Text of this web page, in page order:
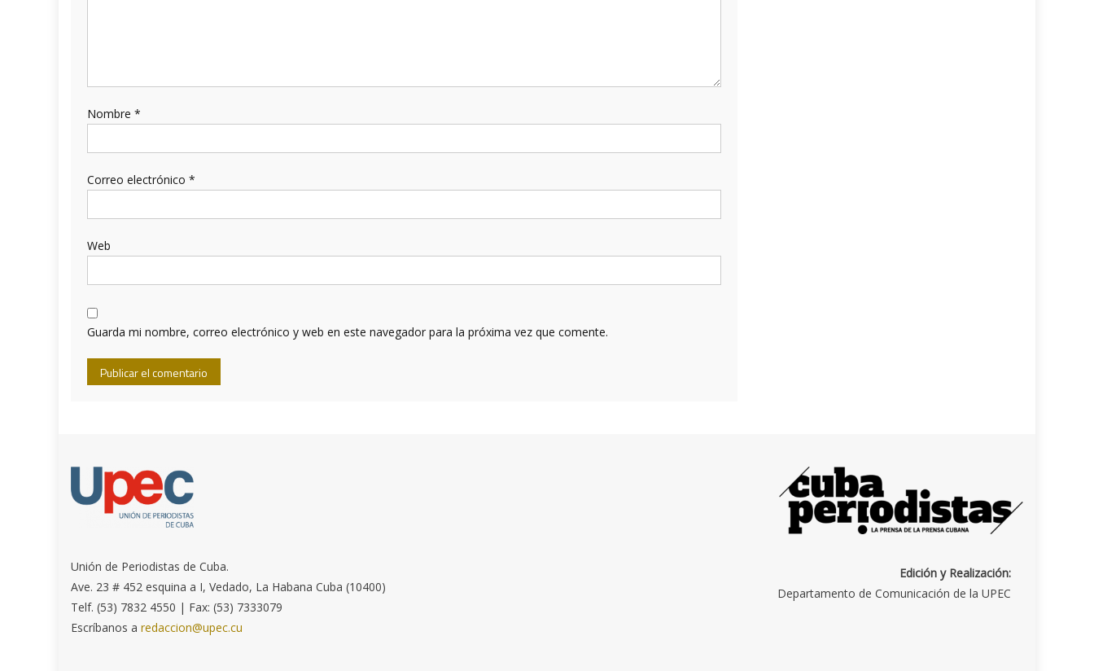
Nombre *
Correo electrónico *
Web
Guarda mi nombre, correo electrónico y web en este navegador para la próxima vez que comente.
Unión de Periodistas de Cuba.
Ave. 23 # 452 esquina a I, Vedado, La Habana Cuba (10400)
Telf. (53) 7832 4550 | Fax: (53) 7333079
Escríbanos aredaccion@upec.cu
Edición y Realización:
Departamento de Comunicación de la UPEC